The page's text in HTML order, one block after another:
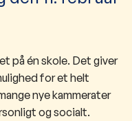
på én skole. Det giver
for et helt
nye kammerater
og socialt.